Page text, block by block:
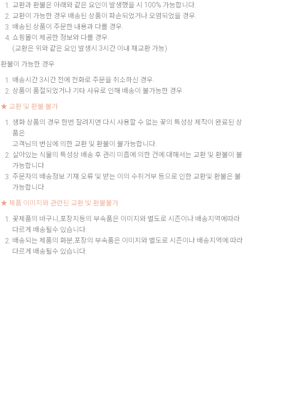
교환과 환불은 아래와 같은 요인이 발생했을 시 100% 가능합니다.
교환이 가능한 경우 배송된 상품이 파손되었거나 오염되었을 경우.
배송된 상품이 주문한 내용과 다를 경우.
쇼핑몰이 제공한 정보와 다를 경우.
(교환은 위와 같은 요인 발생시 3시간 이내 재교환 가능)
환불이 가능한 경우
배송시간 3시간 전에 전화로 주문을 취소하신 경우.
상품이 품절되었거나 기타 사유로 인해 배송이 불가능한 경우.
★ 교환 및 환불 불가
생화 상품의 경우 한번 잘려지면 다시 사용할 수 없는 꽃의 특성상 제작이 완료된 상
품은
고객님의 변심에 의한 교환 및 환불이 불가능합니다.
살아있는 식물의 특성상 배송 후 관리 미흡에 의한 건에 대해서는 교환 및 환불이 불
가능합니다
주문자의 배송정보 기재 오류 및 받는 이의 수취거부 등으로 인한 교환및 환불은 불
가능합니다
★ 제품 이미지와 관련된 교환 빛 환불불가
꽃제품의 바구니,포장지등의 부속품은 이미지와 별도로 시즌이나 배송지역에따라
다르게 배송될수 있습니다.
배송되는 제품의 화분,포장의 부속품은 이미지와 별도로 시즌이나 배송지역에 따라
다르게 배송될수 있습니다.